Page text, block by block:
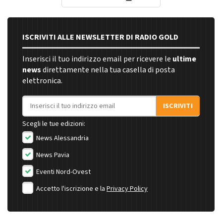
ISCRIVITI ALLE NEWSLETTER DI RADIO GOLD
Inserisci il tuo indirizzo email per ricevere le ultime
newsdirettamente nella tua casella di posta
elettronica.
Indirizzo email
ISCRIVITI
Scegli le tue edizioni:
News Alessandria
News Pavia
Eventi Nord-Ovest
Accetto l'iscrizione e la Privacy Policy